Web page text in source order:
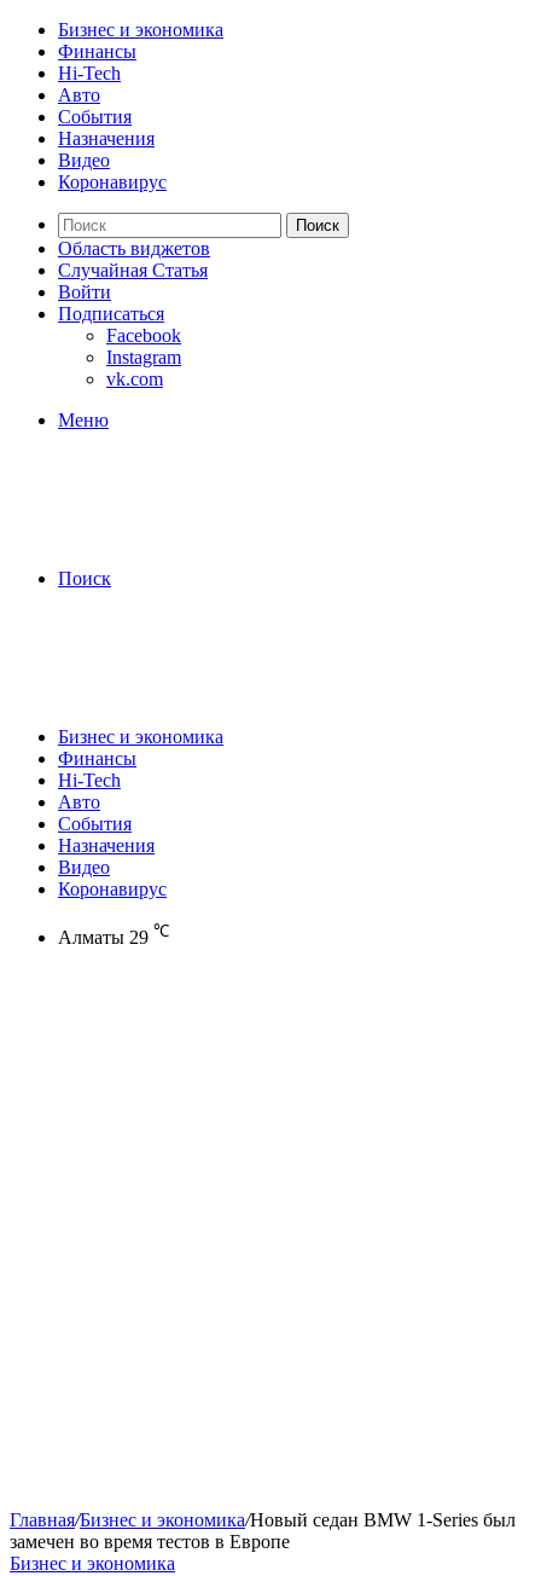
Бизнес и экономика
Финансы
Hi-Tech
Авто
События
Назначения
Видео
Коронавирус
Поиск
Область виджетов
Случайная Статья
Войти
Подписаться
Facebook
Instagram
vk.com
Меню
Поиск
Бизнес и экономика
Финансы
Hi-Tech
Авто
События
Назначения
Видео
Коронавирус
Алматы 29 ℃
Главная/Бизнес и экономика/Новый седан BMW 1-Series был
замечен во время тестов в Европе
Бизнес и экономика